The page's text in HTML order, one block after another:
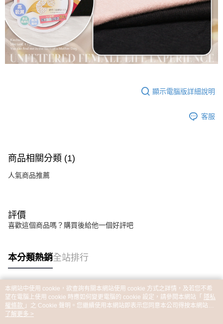
顯示電腦版詳細說明
客服
商品相關分類 (1)
人氣商品推薦
評價
喜歡這個商品嗎？購買後給他一個好評吧
本分類熱銷全站排行
熱門標籤
本網站中使用 cookie，欲查詢有關本網站使用 cookie 方式之詳情，及若您不希
望在電腦上使用 cookie 時應如何變更電腦的 cookie 設定，請參閱本網站「 隱私
權條款 」之 Cookie 聲明。您繼續使用本網站即表示您同意本公司得按本網站使
用條款之 Cookie 聲明使用 cookie。
了解更多 >